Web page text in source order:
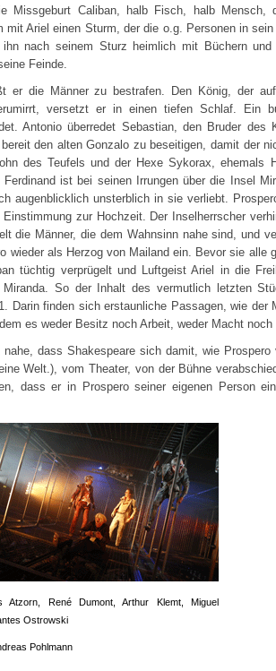
Missgeburt Caliban, halb Fisch, halb Mensch,
mit Ariel einen Sturm, der die o.g. Personen in
nach seinem Sturz heimlich mit Büchern und
Feinde.
er die Männer zu bestrafen. Den König, der
versetzt er in einen tiefen Schlaf. Ein
Antonio überredet Sebastian, den Bruder des
den alten Gonzalo zu beseitigen, damit der
des Teufels und der Hexe Sykorax, ehemals
ist bei seinen Irrungen über die Insel
augenblicklich unsterblich in sie verliebt.
zur Hochzeit. Der Inselherrscher
die Männer, die dem Wahnsinn nahe sind, und
wieder als Herzog von Mailand ein. Bevor sie alle
tüchtig verprügelt und Luftgeist Ariel in die
Miranda. So der Inhalt des vermutlich letzten
Darin finden sich erstaunliche Passagen, wie der
es weder Besitz noch Arbeit, weder Macht
dass Shakespeare sich damit, wie Prospero
Welt.), vom Theater, von der Bühne
dass er in Prospero seiner eigenen Person
Atzorn, René Dumont, Arthur Klemt, Miguel
Ostrowski
Pohlmann